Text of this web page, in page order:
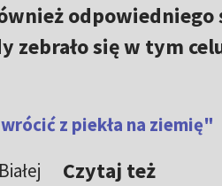
zebrało się w tym
z piekła na ziemię"
Czytaj też